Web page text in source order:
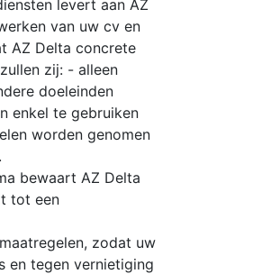
levert aan AZ
van uw cv en
AZ Delta concrete
zij: - alleen
doeleinden
enkel te gebruiken
worden genomen
bewaart AZ Delta
tot een
zodat uw
en tegen vernietiging